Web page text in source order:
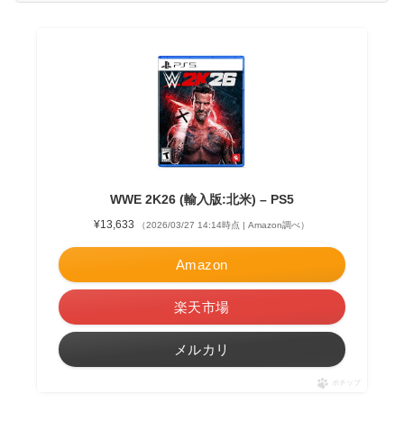
WWE 2K26 (輸入版:北米) – PS5
¥13,633 （2026/03/27 14:14時点 | Amazon調べ）
Amazon
楽天市場
メルカリ
ポチップ